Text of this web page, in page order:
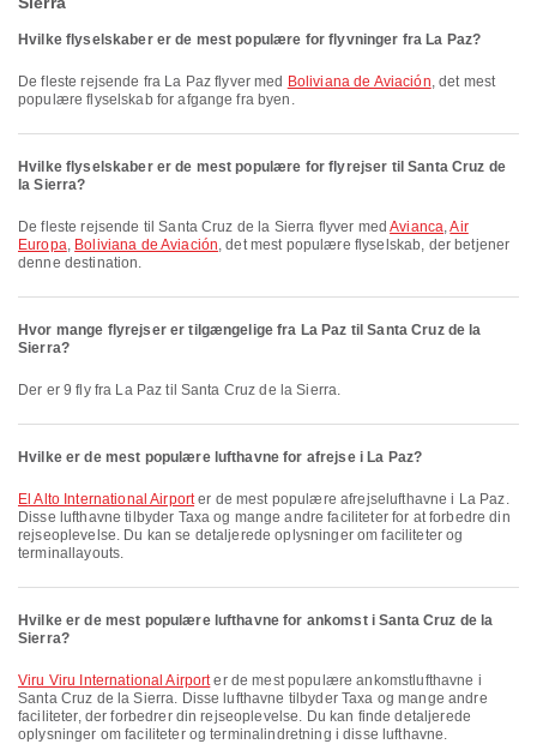
Hvilke flyselskaber er de mest populære for flyvninger fra La Paz?
De fleste rejsende fra La Paz flyver med Boliviana de Aviación, det mest
populære flyselskab for afgange fra byen.
Hvilke flyselskaber er de mest populære for flyrejser til Santa Cruz de
la Sierra?
De fleste rejsende til Santa Cruz de la Sierra flyver medAvianca,Air
Europa, Boliviana de Aviación, det mest populære flyselskab, der betjener
denne destination.
Hvor mange flyrejser er tilgængelige fra La Paz til Santa Cruz de la
Sierra?
Der er 9 fly fra La Paz til Santa Cruz de la Sierra.
Hvilke er de mest populære lufthavne for afrejse i La Paz?
El Alto International Airporter de mest populære afrejselufthavne i La Paz.
Disse lufthavne tilbyder Taxa og mange andre faciliteter for at forbedre din
rejseoplevelse. Du kan se detaljerede oplysninger om faciliteter og
terminallayouts.
Hvilke er de mest populære lufthavne for ankomst i Santa Cruz de la
Sierra?
Viru Viru International Airporter de mest populære ankomstlufthavne i
Santa Cruz de la Sierra. Disse lufthavne tilbyder Taxa og mange andre
faciliteter, der forbedrer din rejseoplevelse. Du kan finde detaljerede
oplysninger om faciliteter og terminalindretning i disse lufthavne.